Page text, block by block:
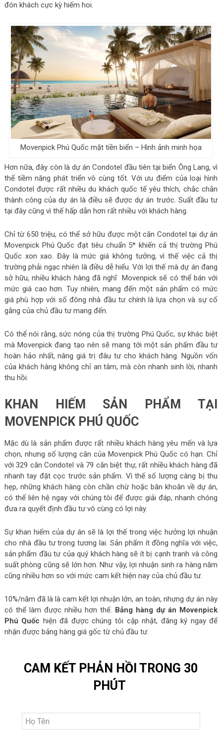
đón khách cực kỳ hiếm hoi.
Movenpick Phú Quốc mặt tiền biển – Hình ảnh minh họa
Hơn nữa, đây còn là dự án Condotel đầu tiên tại biển Ông Lang, vì
thế tiềm năng phát triển vô cùng tốt. Với ưu điểm của loại hình
Condotel được rất nhiều du khách quốc tế yêu thích, chắc chắn
thành công của dự án là điều sẽ được dự án trước. Suất đầu tư
tại đây cũng vì thế hấp dẫn hơn rất nhiều với khách hàng.
Chỉ từ 650 triệu, có thể sở hữu được một căn Condotel tại dự án
Movenpick Phú Quốc đạt tiêu chuẩn 5* khiến cả thị trường Phú
Quốc xon xao. Đây là mức giá không tưởng, vì thế việc cả thị
trường phải ngạc nhiên là điều dễ hiểu. Với lợi thế mà dự án đang
sở hữu, nhiều khách hàng đã nghĩ Movenpick sẽ có thể bán với
mức giá cao hơn. Tuy nhiên, mang đến một sản phẩm có mức
giá phù hợp với số đông nhà đầu tư chính là lựa chọn và sự cố
gắng của chủ đầu tư mang đến.
Có thể nói rằng, sức nóng của thị trường Phú Quốc, sự khác biệt
mà Movenpick đang tạo nên sẽ mang tới một sản phẩm đầu tư
hoàn hảo nhất, nâng giá trị đâu tư cho khách hàng. Nguồn vốn
của khách hàng không chỉ an tâm, mà còn nhanh sinh lời, nhanh
thu hồi.
KHAN HIẾM SẢN PHẨM TẠI
MOVENPICK PHÚ QUỐC
Mặc dù là sản phẩm được rất nhiều khách hàng yêu mến và lựa
chọn, nhưng số lượng căn của Movenpick Phú Quốc có hạn. Chỉ
với 329 căn Condotel và 79 căn biệt thự, rất nhiều khách hàng đã
nhanh tay đặt cọc trước sản phẩm. Vì thế số lượng càng bị thu
hẹp, những khách hàng còn chần chừ hoặc băn khoăn về dự án,
có thể liên hệ ngay với chúng tôi để được giải đáp, nhanh chóng
đưa ra quyết định đầu tư vô cùng có lợi này.
Sự khan hiếm của dự án sẽ là lợi thế trong việc hưởng lợi nhuận
cho nhà đầu tư trong tương lai. Sản phẩm ít đồng nghĩa với việc,
sản phẩm đầu tư của quý khách hàng sẽ ít bị cạnh tranh và công
suất phòng cũng sẽ lớn hơn. Như vậy, lợi nhuận sinh ra hàng năm
cũng nhiều hơn so với mức cam kết hiện nay của chủ đầu tư.
10%/năm đã là là cam kết lợi nhuận lớn, an toàn, nhưng dự án này
có thể làm được nhiều hơn thế. Bảng hàng dự án Movenpick
Phú Quốc hiện đã được chúng tôi cập nhật, đăng ký ngay để
nhận được bảng hàng giá gốc từ chủ đầu tư.
CAM KẾT PHẢN HỒI TRONG 30
PHÚT